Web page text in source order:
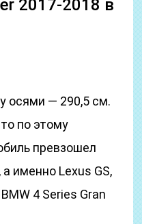
2017-2018 в
осями — 290,5 см.
по этому
превзошел
именно Lexus GS,
4 Series Gran